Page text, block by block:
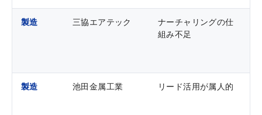
製造 三協エアテック
ナーチャリングの仕
組み不足
製造 池田金属工業 リード活用が属人的